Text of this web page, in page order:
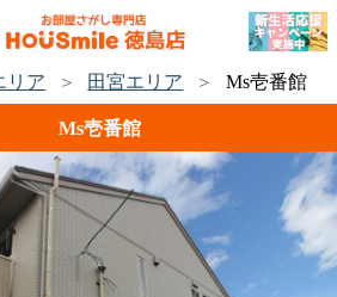
リア 田宮エリア Ms壱番館
Ms壱番館